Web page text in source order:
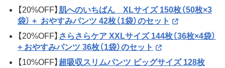
【20%OFF】 肌へのいちばん XLサイズ 150枚（50枚×3
袋） + おやすみパンツ 42枚（1袋）のセット
【20%OFF】 さらさらケア XXLサイズ 144枚（36枚×4袋）
+ おやすみパンツ 36枚（1袋）のセット
【10%OFF】 超吸収スリムパンツ ビッグサイズ 128枚